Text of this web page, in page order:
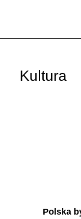
Kultura
Polska